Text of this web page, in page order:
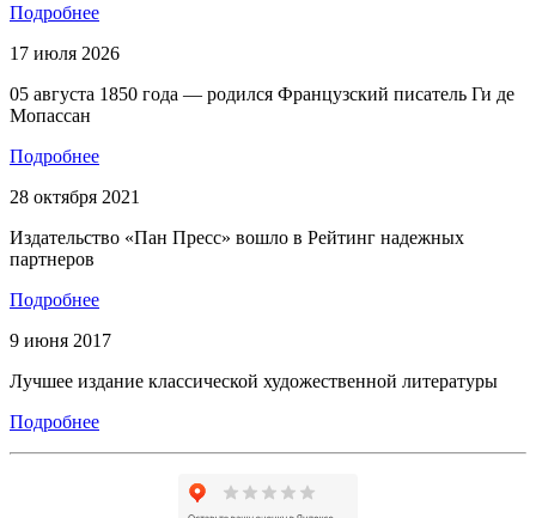
Подробнее
17 июля 2026
05 августа 1850 года — родился Французский писатель Ги де
Мопассан
Подробнее
28 октября 2021
Издательство «Пан Пресс» вошло в Рейтинг надежных
партнеров
Подробнее
9 июня 2017
Лучшее издание классической художественной литературы
Подробнее